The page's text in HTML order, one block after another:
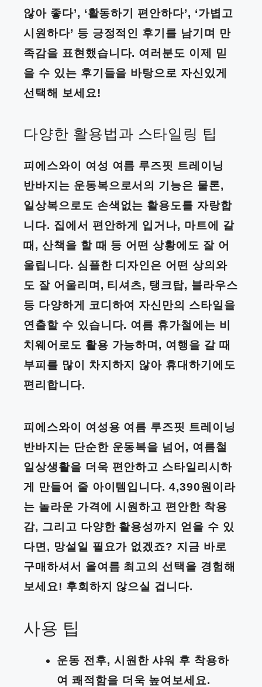
않아 좋다’, ‘활동하기 편안하다’, ‘가볍고
시원하다’ 등 긍정적인 후기를 남기며 만
족감을 표현했습니다. 여러분도 이제 믿
을 수 있는 후기들을 바탕으로 자신있게
선택해 보세요!
다양한 활용법과 스타일링 팁
피에스와이 여성 여름 루즈핏 트레이닝
반바지는 운동복으로서의 기능은 물론,
일상복으로도 손색없는 활용도를 자랑합
니다. 집에서 편안하게 입거나, 마트에 갈
때, 산책을 할 때 등 어떤 상황에도 잘 어
울립니다. 심플한 디자인은 어떤 상의와
도 잘 어울리며, 티셔츠, 탱크탑, 블라우스
등 다양하게 코디하여 자신만의 스타일을
연출할 수 있습니다. 여름 휴가철에는 비
치웨어로도 활용 가능하며, 여행을 갈 때
부피를 많이 차지하지 않아 휴대하기에도
편리합니다.
피에스와이 여성용 여름 루즈핏 트레이닝
반바지는 단순한 운동복을 넘어, 여름철
일상생활을 더욱 편안하고 스타일리시하
게 만들어 줄 아이템입니다. 4,390원이라
는 놀라운 가격에 시원하고 편안한 착용
감, 그리고 다양한 활용성까지 얻을 수 있
다면, 망설일 필요가 없겠죠? 지금 바로
구매하셔서 올여름 최고의 선택을 경험해
보세요! 후회하지 않으실 겁니다.
사용 팁
운동 전후, 시원한 샤워 후 착용하
여 쾌적함을 더욱 높여보세요.